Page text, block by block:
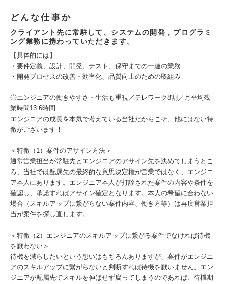
どんな仕事か
クライアント先に常駐して、システムの開発，プログラミ
ング業務に携わっていただきます。
【具体的には】
・要件定義、設計、開発、テスト、保守までの一連の業務
・開発プロセスの改善・効率化、品質向上のための取組み
◎エンジニアの働きやすさ・生活も重視／テレワーク8割／月平均残
業時間13.6時間
エンジニアの成長を本気で考えている当社だからこそ、他にはない特
徴がございます！
＜特徴（1）案件のアサイン方法＞
通常営業担当が常駐先とエンジニアのアサイン先を決めてしまうとこ
ろ、当社では配属先の最終的な意思決定権が営業ではなく、エンジニ
ア本人にあります。エンジニア本人が打診された案件の内容や条件を
確認し、承諾すればアサイン確定となります。本人の希望に合わない
場合（スキルアップに繋がらない案件内容、働き方等）は再度営業担
当が案件を探し直します。
＜特徴（2）エンジニアのスキルアップに繋がる案件でなければ待機
を厭わない＞
待機を減らしたいという想いはもちろんありますが、案件がエンジニ
アのスキルアップに繋がらないと判断すれば待機を厭いません。エン
ジニアが配属先でスキルを伸ばせず腐ってしまうのであれば、待機期